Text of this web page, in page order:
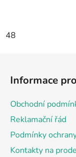
48
Informace
Obchodní
Reklamační řád
Podmínky
Kontakty na